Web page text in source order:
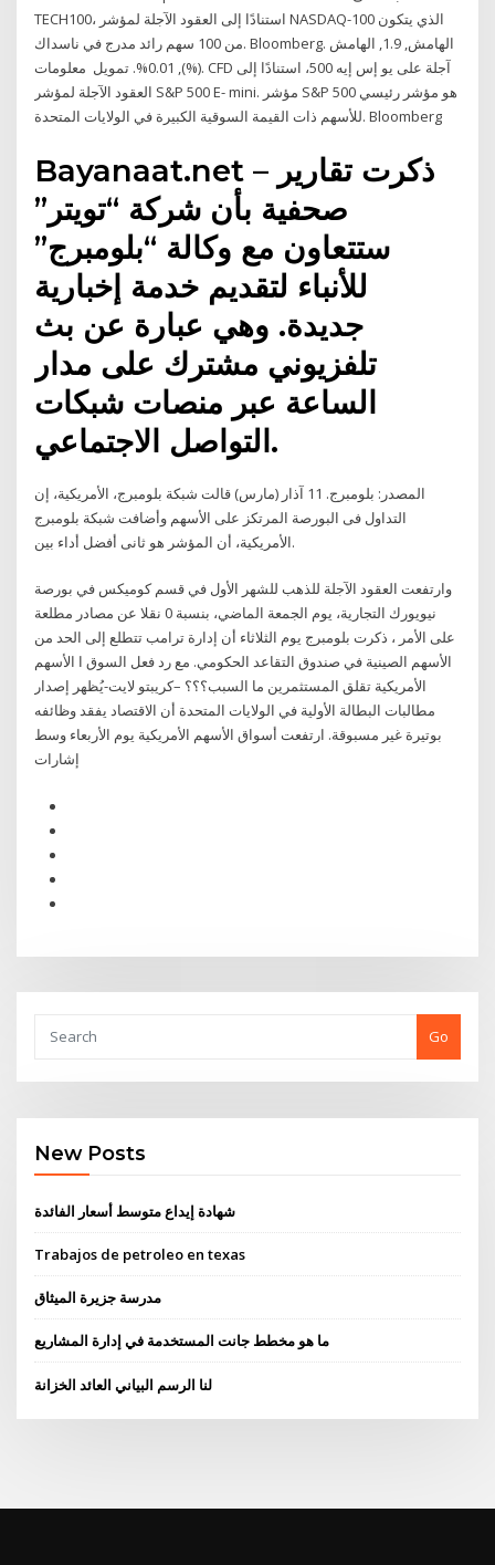
TECH100، استنادًا إلى العقود الآجلة لمؤشر NASDAQ-100 الذي يتكون
من 100 سهم رائد مدرج في ناسداك. Bloomberg. الهامش, 1.9, الهامش
(%), 0.01%. تمويل معلومات. CFD آجلة على يو إس إيه 500، استنادًا إلى
العقود الآجلة لمؤشر S&P 500 E- mini. مؤشر S&P 500 هو مؤشر رئيسي
للأسهم ذات القيمة السوقية الكبيرة في الولايات المتحدة. Bloomberg
Bayanaat.net – ذكرت تقارير
صحفية بأن شركة “تويتر”
ستتعاون مع وكالة “بلومبرج”
للأنباء لتقديم خدمة إخبارية
جديدة. وهي عبارة عن بث
تلفزيوني مشترك على مدار
الساعة عبر منصات شبكات
التواصل الاجتماعي.
المصدر: بلومبرج. 11 آذار (مارس) قالت شبكة بلومبرج، الأمريكية، إن
التداول فى البورصة المرتكز على الأسهم وأضافت شبكة بلومبرج
الأمريكية، أن المؤشر هو ثانى أفضل أداء بين.
وارتفعت العقود الآجلة للذهب للشهر الأول في قسم كوميكس في بورصة
نيويورك التجارية، يوم الجمعة الماضي، بنسبة 0 نقلا عن مصادر مطلعة
على الأمر ، ذكرت بلومبرج يوم الثلاثاء أن إدارة ترامب تتطلع إلى الحد من
الأسهم الصينية في صندوق التقاعد الحكومي. مع رد فعل السوق ا الأسهم
الأمريكية تقلق المستثمرين ما السبب؟؟؟ –كريبتو لايت-يُظهر إصدار
مطالبات البطالة الأولية في الولايات المتحدة أن الاقتصاد يفقد وظائفه
بوتيرة غير مسبوقة. ارتفعت أسواق الأسهم الأمريكية يوم الأربعاء وسط
إشارات
Go
New Posts
شهادة إيداع متوسط ​​أسعار الفائدة
Trabajos de petroleo en texas
مدرسة جزيرة الميثاق
ما هو مخطط جانت المستخدمة في إدارة المشاريع
لنا الرسم البياني العائد الخزانة